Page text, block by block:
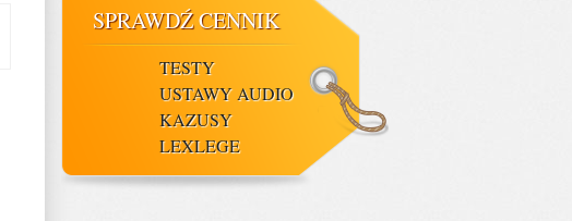
SPRAWDŹ CENNIK
TESTY
USTAWY AUDIO
KAZUSY
LEXLEGE